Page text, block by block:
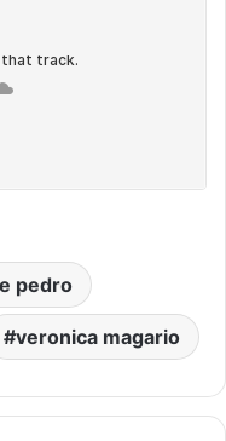
pedro
veronica magario